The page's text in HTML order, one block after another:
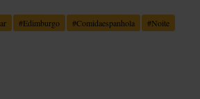
#Edimburgo #Comidaespanhola #Noite